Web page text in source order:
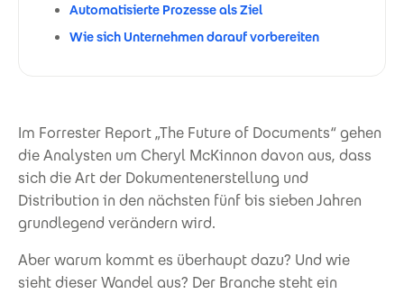
Automatisierte Prozesse als Ziel
Wie sich Unternehmen darauf vorbereiten
Im Forrester Report „The Future of Documents“ gehen
die Analysten um Cheryl McKinnon davon aus, dass
sich die Art der Dokumentenerstellung und
Distribution in den nächsten fünf bis sieben Jahren
grundlegend verändern wird.
Aber warum kommt es überhaupt dazu? Und wie
sieht dieser Wandel aus? Der Branche steht ein